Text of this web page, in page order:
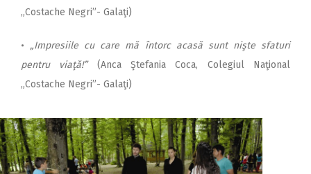
„Costache Negri”- Galaţi)
• „Impresiile cu care mă întorc acasă sunt nişte sfaturi
pentru viaţă!” (Anca Ştefania Coca, Colegiul Naţional
„Costache Negri”- Galaţi)